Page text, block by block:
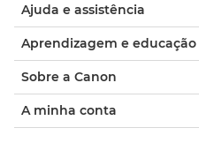
Ajuda e assistência
Aprendizagem e educação
Sobre a Canon
A minha conta